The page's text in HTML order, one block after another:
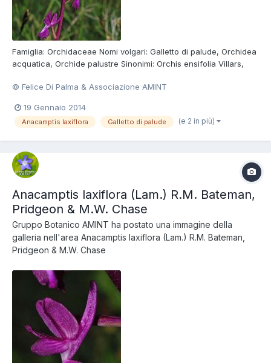
Famiglia: Orchidaceae Nomi volgari: Galletto di palude, Orchidea
acquatica, Orchide palustre Sinonimi: Orchis ensifolia Villars,
Orchis palustris subsp. laxiflora Friedrichsthal Foto di Felice Di
© Felice Di Palma & Associazione AMINT
19 Gennaio 2014
Anacamptis laxiflora Galletto di palude (e 2 in più)
Anacamptis laxiflora (Lam.) R.M. Bateman,
Pridgeon & M.W. Chase
Gruppo Botanico AMINT ha postato una immagine della
galleria nell'area Anacamptis laxiflora (Lam.) R.M. Bateman,
Pridgeon & M.W. Chase